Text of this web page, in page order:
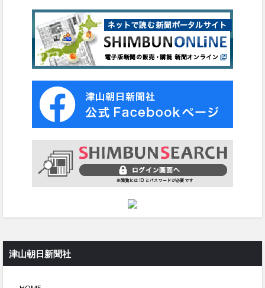
津山朝日新聞社